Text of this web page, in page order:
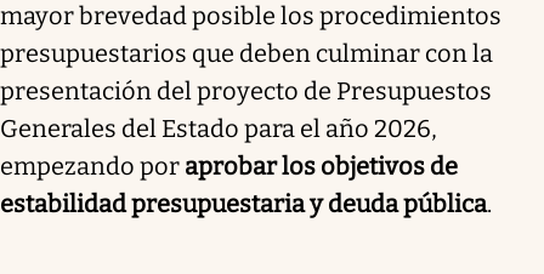
mayor brevedad posible los procedimientos
presupuestarios que deben culminar con la
presentación del proyecto de Presupuestos
Generales del Estado para el año 2026,
empezando por aprobar los objetivos de
estabilidad presupuestaria y deuda pública.